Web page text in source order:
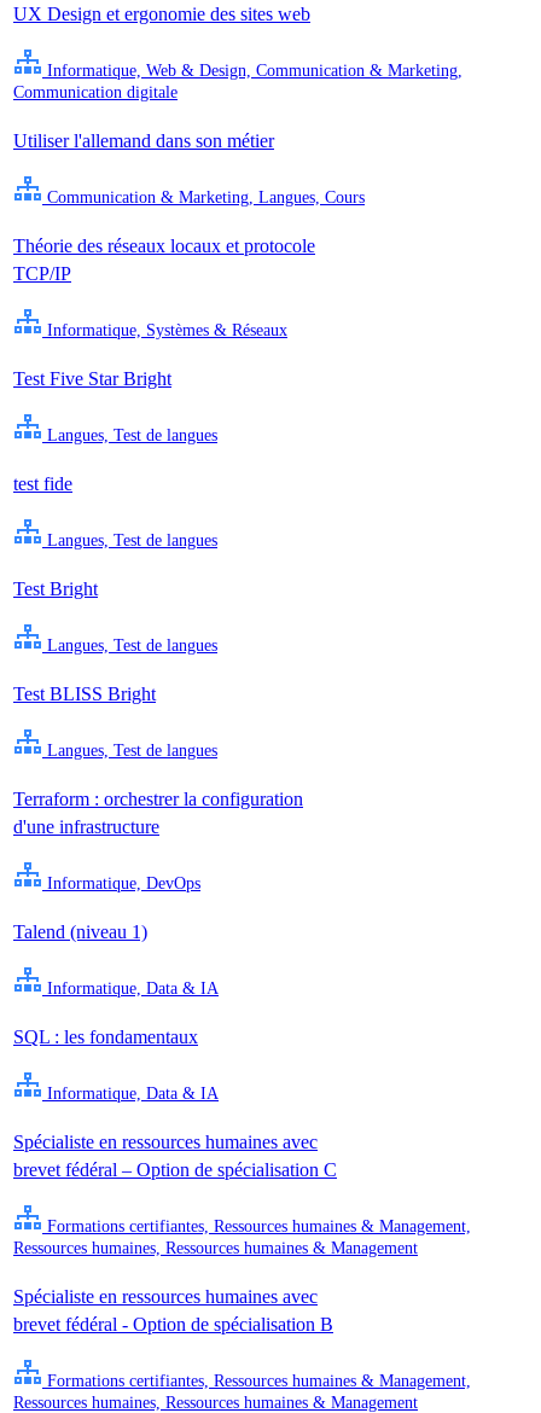
UX Design et ergonomie des sites web
Informatique, Web & Design, Communication & Marketing,
Communication digitale
Utiliser l'allemand dans son métier
Communication & Marketing, Langues, Cours
Théorie des réseaux locaux et protocole
TCP/IP
Informatique, Systèmes & Réseaux
Test Five Star Bright
Langues, Test de langues
test fide
Langues, Test de langues
Test Bright
Langues, Test de langues
Test BLISS Bright
Langues, Test de langues
Terraform : orchestrer la configuration
d'une infrastructure
Informatique, DevOps
Talend (niveau 1)
Informatique, Data & IA
SQL : les fondamentaux
Informatique, Data & IA
Spécialiste en ressources humaines avec
brevet fédéral – Option de spécialisation C
Formations certifiantes, Ressources humaines & Management,
Ressources humaines, Ressources humaines & Management
Spécialiste en ressources humaines avec
brevet fédéral - Option de spécialisation B
Formations certifiantes, Ressources humaines & Management,
Ressources humaines, Ressources humaines & Management